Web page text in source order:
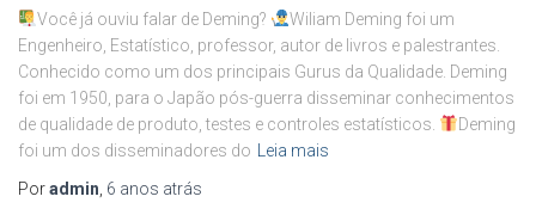
Você já ouviu falar de Deming?
Wiliam Deming foi um
Engenheiro, Estatístico, professor, autor de livros e palestrantes.
Conhecido como um dos principais Gurus da Qualidade. Deming
foi em 1950, para o Japão pós-guerra disseminar conhecimentos
de qualidade de produto, testes e controles estatísticos.
Deming
foi um dos disseminadores do
Leia mais
Poradmin 6 anos atrás